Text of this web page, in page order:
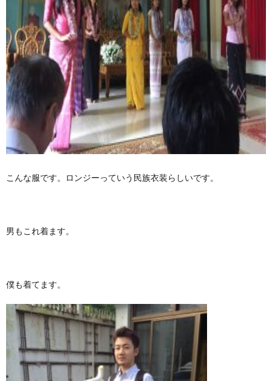
こんな服です。ロンジーっていう民族衣装らしいです。
男もこれ着ます。
僕も着てます。